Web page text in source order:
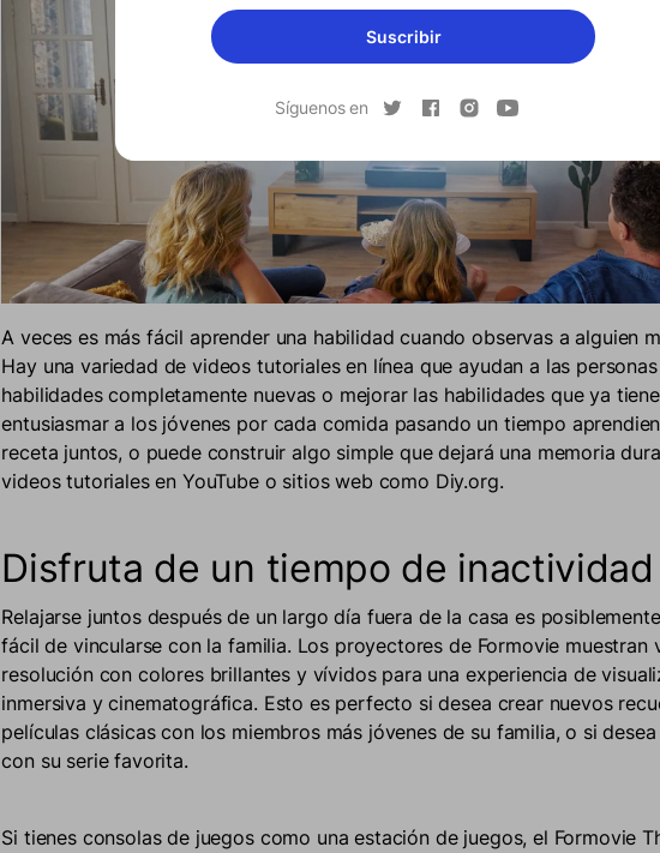
Suscribir
Síguenos en
A veces es más fácil aprender una habilidad cuando observas a alguien
Hay una variedad de videos tutoriales en línea que ayudan a las
habilidades completamente nuevas o mejorar las habilidades que ya
entusiasmar a los jóvenes por cada comida pasando un tiempo
receta juntos, o puede construir algo simple que dejará una memoria
videos tutoriales en YouTube o sitios web como Diy.org.
Disfruta de un tiempo de inactividad
Relajarse juntos después de un largo día fuera de la casa es
fácil de vincularse con la familia. Los proyectores de Formovie muestran
resolución con colores brillantes y vívidos para una experiencia de
inmersiva y cinematográfica. Esto es perfecto si desea crear nuevos
películas clásicas con los miembros más jóvenes de su familia, o si
con su serie favorita.
Si tienes consolas de juegos como una estación de juegos, el Formovie